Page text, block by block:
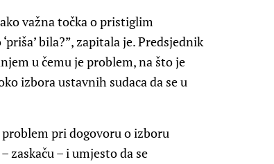
važna točka o pristiglim
bila?”, zapitala je. Predsjednik
u čemu je problem, na što je
izbora ustavnih sudaca da se u
pri dogovoru o izboru
zaskaču – i umjesto da se